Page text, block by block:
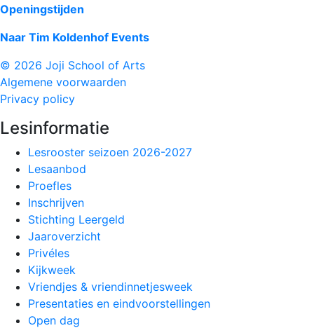
Openingstijden
Naar Tim Koldenhof Events
© 2026 Joji School of Arts
Algemene voorwaarden
Privacy policy
Lesinformatie
Lesrooster seizoen 2026-2027
Lesaanbod
Proefles
Inschrijven
Stichting Leergeld
Jaaroverzicht
Privéles
Kijkweek
Vriendjes & vriendinnetjesweek
Presentaties en eindvoorstellingen
Open dag